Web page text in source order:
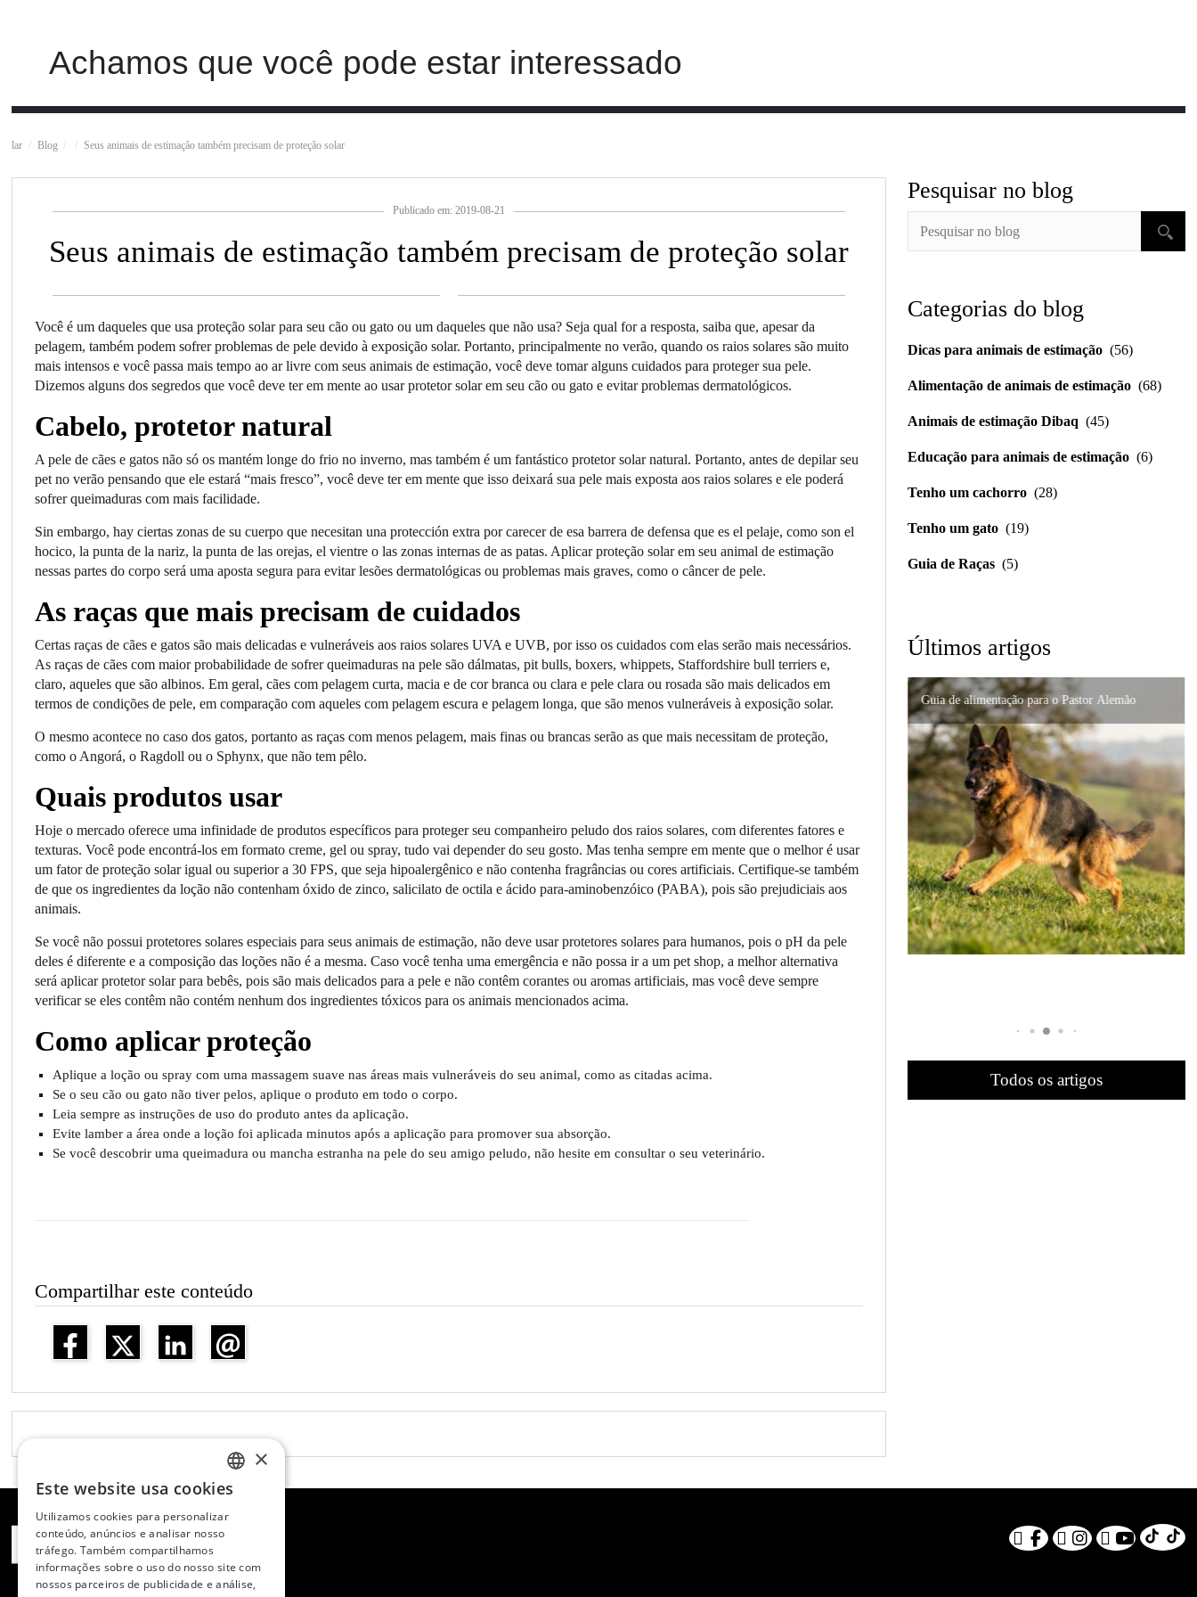
Achamos que você pode estar interessado
lar Blog Seus animais de estimação também precisam de proteção solar
Publicado em: 2019-08-21
Seus animais de estimação também precisam de proteção solar
Você é um daqueles que usa proteção solar para seu cão ou gato ou um daqueles que não usa? Seja qual for a resposta, saiba que, apesar da
pelagem, também podem sofrer problemas de pele devido à exposição solar. Portanto, principalmente no verão, quando os raios solares são muito
mais intensos e você passa mais tempo ao ar livre com seus animais de estimação, você deve tomar alguns cuidados para proteger sua pele.
Dizemos alguns dos segredos que você deve ter em mente ao usar protetor solar em seu cão ou gato e evitar problemas dermatológicos.
Cabelo, protetor natural
A pele de cães e gatos não só os mantém longe do frio no inverno, mas também é um fantástico protetor solar natural. Portanto, antes de depilar seu
pet no verão pensando que ele estará “mais fresco”, você deve ter em mente que isso deixará sua pele mais exposta aos raios solares e ele poderá
sofrer queimaduras com mais facilidade.
Sin embargo, hay ciertas zonas de su cuerpo que necesitan una protección extra por carecer de esa barrera de defensa que es el pelaje, como son el
hocico, la punta de la nariz, la punta de las orejas, el vientre o las zonas internas de as patas. Aplicar proteção solar em seu animal de estimação
nessas partes do corpo será uma aposta segura para evitar lesões dermatológicas ou problemas mais graves, como o câncer de pele.
As raças que mais precisam de cuidados
Certas raças de cães e gatos são mais delicadas e vulneráveis aos raios solares UVA e UVB, por isso os cuidados com elas serão mais necessários.
As raças de cães com maior probabilidade de sofrer queimaduras na pele são dálmatas, pit bulls, boxers, whippets, Staffordshire bull terriers e,
claro, aqueles que são albinos. Em geral, cães com pelagem curta, macia e de cor branca ou clara e pele clara ou rosada são mais delicados em
termos de condições de pele, em comparação com aqueles com pelagem escura e pelagem longa, que são menos vulneráveis à exposição solar.
O mesmo acontece no caso dos gatos, portanto as raças com menos pelagem, mais finas ou brancas serão as que mais necessitam de proteção,
como o Angorá, o Ragdoll ou o Sphynx, que não tem pêlo.
Quais produtos usar
Hoje o mercado oferece uma infinidade de produtos específicos para proteger seu companheiro peludo dos raios solares, com diferentes fatores e
texturas. Você pode encontrá-los em formato creme, gel ou spray, tudo vai depender do seu gosto. Mas tenha sempre em mente que o melhor é usar
um fator de proteção solar igual ou superior a 30 FPS, que seja hipoalergênico e não contenha fragrâncias ou cores artificiais. Certifique-se também
de que os ingredientes da loção não contenham óxido de zinco, salicilato de octila e ácido para-aminobenzóico (PABA), pois são prejudiciais aos
animais.
Se você não possui protetores solares especiais para seus animais de estimação, não deve usar protetores solares para humanos, pois o pH da pele
deles é diferente e a composição das loções não é a mesma. Caso você tenha uma emergência e não possa ir a um pet shop, a melhor alternativa
será aplicar protetor solar para bebês, pois são mais delicados para a pele e não contêm corantes ou aromas artificiais, mas você deve sempre
verificar se eles contêm não contém nenhum dos ingredientes tóxicos para os animais mencionados acima.
Como aplicar proteção
Aplique a loção ou spray com uma massagem suave nas áreas mais vulneráveis do seu animal, como as citadas acima.
Se o seu cão ou gato não tiver pelos, aplique o produto em todo o corpo.
Leia sempre as instruções de uso do produto antes da aplicação.
Evite lamber a área onde a loção foi aplicada minutos após a aplicação para promover sua absorção.
Se você descobrir uma queimadura ou mancha estranha na pele do seu amigo peludo, não hesite em consultar o seu veterinário.
Compartilhar este conteúdo
Pesquisar no blog
Categorias do blog
Dicas para animais de estimação (56)
Alimentação de animais de estimação (68)
Animais de estimação Dibaq (45)
Educação para animais de estimação (6)
Tenho um cachorro (28)
Tenho um gato (19)
Guia de Raças (5)
Últimos artigos
Nutrição de alta qualidade para gatos persas:
como prevenir problemas
Guia de alimentação para o Pastor Alemão Importância da formulação precisa em distúrbios
digestivos
Suporte urinário e renal em gatos: um guia
completo para cuidar do seu felino.
Todos os artigos
SPANISH
PORTUGUESE
×
Este website usa cookies
Utilizamos cookies para personalizar
conteúdo, anúncios e analisar nosso
tráfego. Também compartilhamos
informações sobre o uso do nosso site com
nossos parceiros de publicidade e análise,